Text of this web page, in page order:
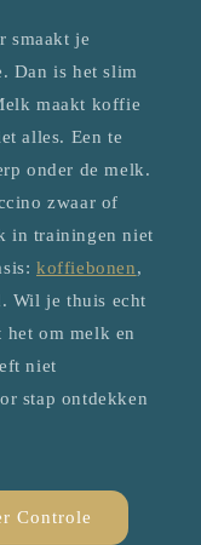
smaakt je
Dan is het slim
maakt koffie
alles. Een te
onder de melk.
zwaar of
in trainingen niet
koffiebonen,
Wil je thuis echt
om melk en
niet
stap ontdekken
Controle